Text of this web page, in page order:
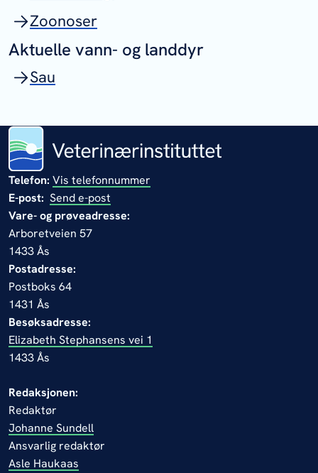
Zoonoser
Aktuelle vann- og landdyr
Sau
Telefon: Vis telefonnummer
E-post: Send e-post
Vare- og prøveadresse:
Arboretveien 57
1433 Ås
Postadresse:
Postboks 64
1431 Ås
Besøksadresse:
Elizabeth Stephansens vei 1
1433 Ås
Redaksjonen:
Redaktør
Johanne Sundell
Ansvarlig redaktør
Asle Haukaas